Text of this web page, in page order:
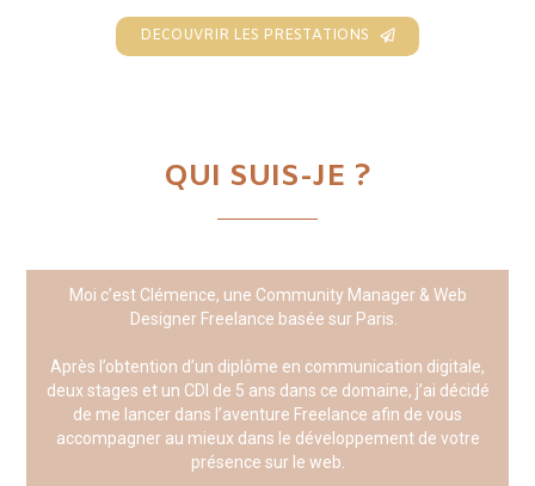
DECOUVRIR LES PRESTATIONS
QUI SUIS-JE ?
Moi c’est Clémence, une Community Manager & Web
Designer Freelance basée sur Paris.
Après l’obtention d’un diplôme en communication digitale,
deux stages et un CDI de 5 ans dans ce domaine, j’ai décidé
de me lancer dans l’aventure Freelance afin de vous
accompagner au mieux dans le développement de votre
présence sur le web.